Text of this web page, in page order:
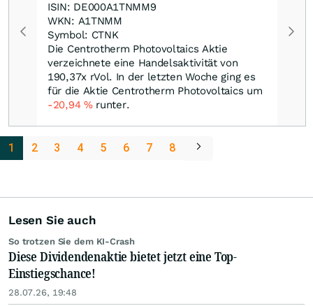
ISIN: DE000A1TNMM9
WKN: A1TNMM
Symbol: CTNK
Die Centrotherm Photovoltaics Aktie
verzeichnete eine Handelsaktivität von
190,37x rVol. In der letzten Woche ging es
für die Aktie Centrotherm Photovoltaics um
-20,94 %runter.
1 2 3 4 5 6 7 8
Lesen Sie auch
So trotzen Sie dem KI-Crash
Diese Dividendenaktie bietet jetzt eine Top-
Einstiegschance!
28.07.26, 19:48